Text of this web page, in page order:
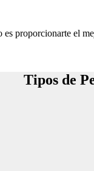
proporcionarte el
Tipos de